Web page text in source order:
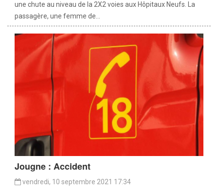
une chute au niveau de la 2X2 voies aux Hôpitaux Neufs. La
passagère, une femme de...
Jougne : Accident
vendredi, 10 septembre 2021 17:34